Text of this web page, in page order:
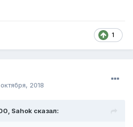
1
октября, 2018
Sahok сказал: